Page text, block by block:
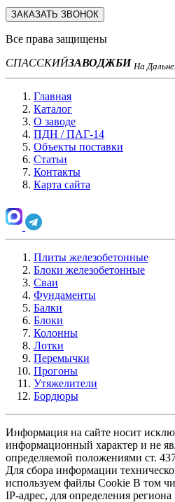
ЗАКАЗАТЬ ЗВОНОК
Все права защищены
СПАССКИЙЗАВОДЖБИ На
Главная
Каталог
О заводе
ПДН / ПАГ-14
Объекты поставки
Статьи
Контакты
Карта сайта
Плиты железобетонные
Блоки железобетонные
Сваи
Фундаменты
Балки
Блоки
Колонны
Лотки
Перемычки
Прогоны
Утяжелители
Бордюры
Информация на сайте носит
информационный характер и не
определяемой положениями ст.
Для сбора информации
используем файлы Cookie В том
IP-адрес, для определения